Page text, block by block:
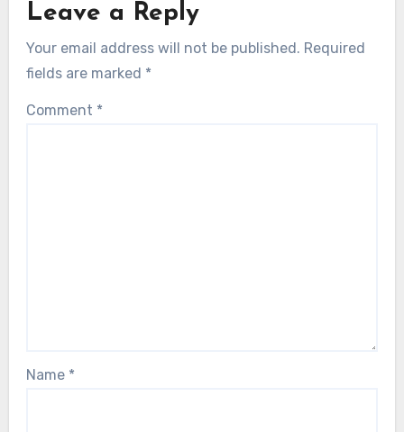
Leave a Reply
Your email address will not be published. Required
fields are marked *
Comment *
Name *